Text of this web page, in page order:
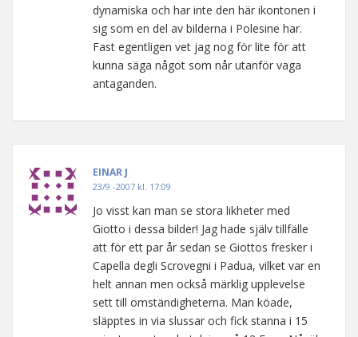
dynamiska och har inte den här ikontonen i
sig som en del av bilderna i Polesine har.
Fast egentligen vet jag nog för lite för att
kunna säga något som når utanför vaga
antaganden.
EINAR J
23/9 -2007 kl. 17:09
Jo visst kan man se stora likheter med
Giotto i dessa bilder! Jag hade själv tillfälle
att för ett par år sedan se Giottos fresker i
Capella degli Scrovegni i Padua, vilket var en
helt annan men också märklig upplevelse
sett till omständigheterna. Man köade,
släpptes in via slussar och fick stanna i 15